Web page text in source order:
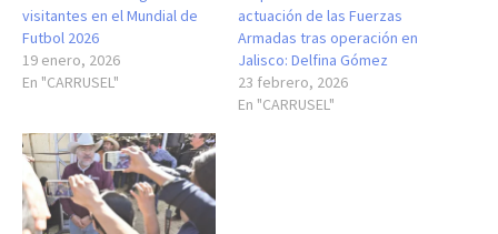
visitantes en el Mundial de
Futbol 2026
19 enero, 2026
En "CARRUSEL"
actuación de las Fuerzas
Armadas tras operación en
Jalisco: Delfina Gómez
23 febrero, 2026
En "CARRUSEL"